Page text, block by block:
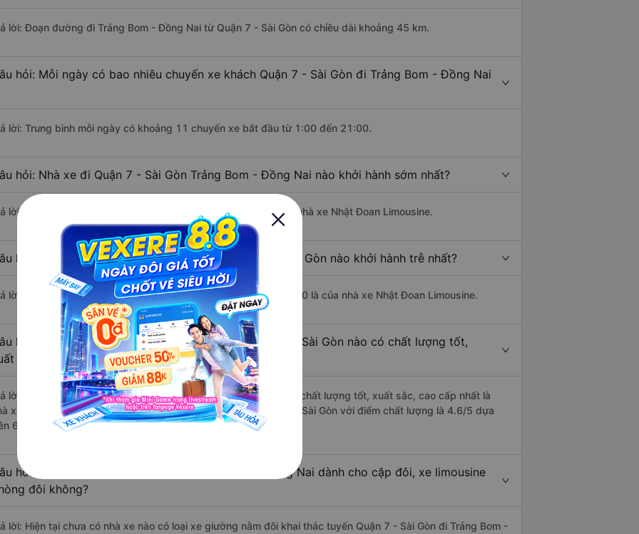
lời: Đoạn đường đi Trảng Bom - Đồng Nai từ Quận 7 - Sài Gòn có chiều dài khoảng 45 km.
hỏi: Mỗi ngày có bao nhiêu chuyến xe khách Quận 7 - Sài Gòn đi Trảng Bom - Đồng Nai
lời: Trung bình mỗi ngày có khoảng 11 chuyến xe bắt đầu từ 1:00 đến 21:00.
hỏi: Nhà xe đi Quận 7 - Sài Gòn Trảng Bom - Đồng Nai nào khởi hành sớm nhất?
lời: Chuyến xe có giờ xuất phát sớm nhất vào lúc 1:00 là của nhà xe Nhật Đoan Limousine.
hỏi: Nhà xe đi Trảng Bom - Đồng Nai từ Quận 7 - Sài Gòn nào khởi hành trễ nhất?
lời: Chuyến xe có giờ xuất phát trễ (muộn) nhất là vào lúc 21:00 là của nhà xe Nhật Đoan Limousine.
hỏi: Review xe đi Trảng Bom - Đồng Nai từ Quận 7 - Sài Gòn nào có chất lượng tốt,
sắc, cao cấp nhất?
lời: Những hãng xe đi Quận 7 - Sài Gòn Trảng Bom - Đồng Nai chất lượng tốt, xuất sắc, cao cấp nhất là
xe Nhật Đoan Limousine đi Trảng Bom - Đồng Nai từ Quận 7 - Sài Gòn với điểm chất lượng là 4.6/5 dựa
653 đánh giá của khách hàng).
hỏi: Có loại xe Quận 7 - Sài Gòn Trảng Bom - Đồng Nai dành cho cặp đôi, xe limousine
đôi không?
lời: Hiện tại chưa có nhà xe nào có loại xe giường nằm đôi khai thác tuyến Quận 7 - Sài Gòn đi Trảng Bom -